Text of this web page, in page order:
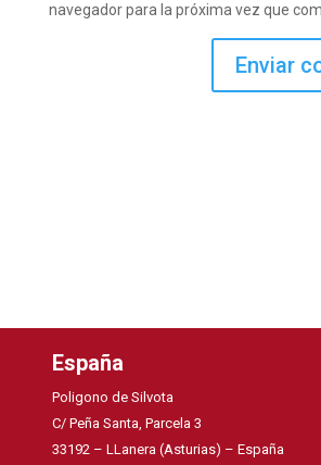
navegador para la próxima vez que
España
Poligono de Silvota
C/ Peña Santa, Parcela 3
33192 – LLanera (Asturias) – España